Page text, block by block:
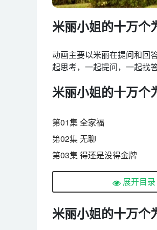
米丽小姐的十万个
动画主要以米丽在提问和回
起思考，一起提问，一起找
米丽小姐的十万个
第01集 全家福
第02集 无聊
第03集 得还是没得金牌
第04集 歌唱的真相
第07集 吓死宝宝
展开目录
米丽小姐的十万个